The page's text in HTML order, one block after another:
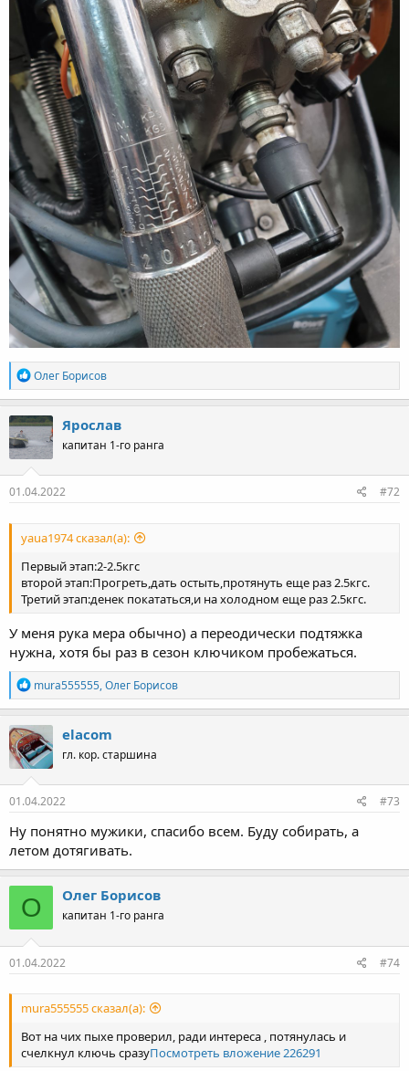
Р
е
а
к
и
и
:
Олег Борисов
Ярослав
капитан 1-го ранга
01.04.2022 #72
yaua1974 сказал(а):
Первый этап:2-2.5кгс
второй этап:Прогреть,дать остыть,протянуть еще раз 2.5кгс.
Третий этап:денек покататься,и на холодном еще раз 2.5кгс.
У меня рука мера обычно) а переодически подтяжка
нужна, хотя бы раз в сезон ключиком пробежаться.
Р
е
а
к
ц
и
и
:
mura555555,Олег Борисов
elacom
гл. кор. старшина
01.04.2022 #73
Ну понятно мужики, спасибо всем. Буду собирать, а
летом дотягивать.
О Олег Борисов
капитан 1-го ранга
01.04.2022 #74
mura555555 сказал(а):
Вот на чих пыхе проверил, ради интереса , потянулась и
счелкнул ключь сразуПосмотреть вложение 226291